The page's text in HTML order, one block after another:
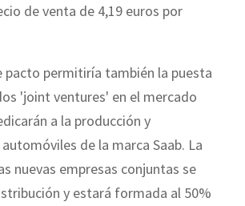
de venta de 4,19 euros por
pacto permitiría también la puesta
'joint ventures' en el mercado
a la producción y
de la marca Saab. La
nuevas empresas conjuntas se
y estará formada al 50%